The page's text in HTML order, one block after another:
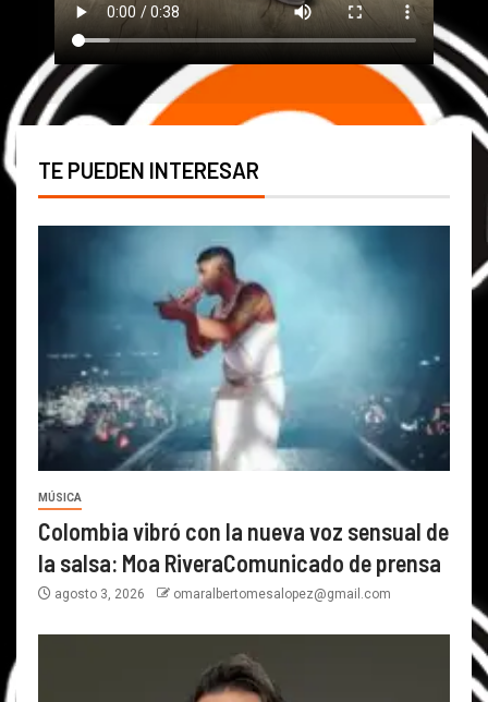
TE PUEDEN INTERESAR
MÚSICA
Colombia vibró con la nueva voz sensual de
la salsa: Moa RiveraComunicado de prensa
agosto 3, 2026 omaralbertomesalopez@gmail.com